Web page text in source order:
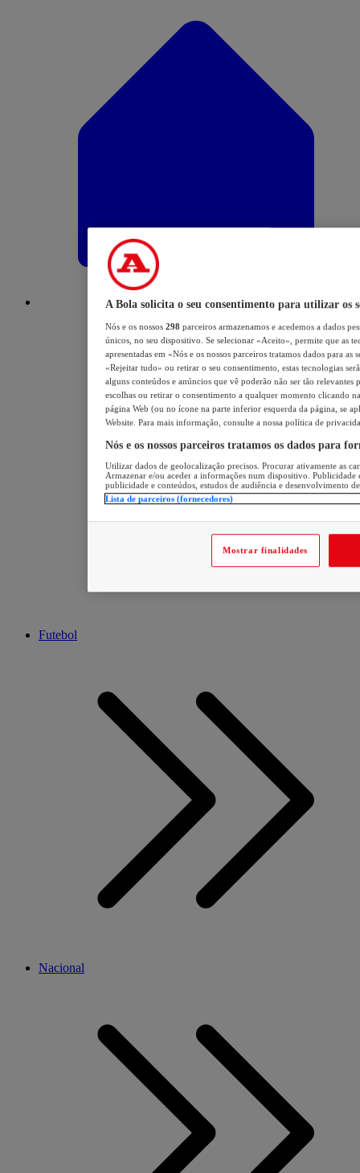
Futebol
Nacional
A Bola solicita o seu consentimento para utilizar os
Nós e os nossos 298 parceiros armazenamos e acedemos a dados
únicos, no seu dispositivo. Se selecionar «Aceito», permite que as
apresentadas em «Nós e os nossos parceiros tratamos dados para
«Rejeitar tudo» ou retirar o seu consentimento, estas tecnologias
alguns conteúdos e anúncios que vê poderão não ser tão relevantes
escolhas ou retirar o consentimento a qualquer momento clicando
página Web (ou no ícone na parte inferior esquerda da página, se
Website. Para mais informação, consulte a nossa política de
Nós e os nossos parceiros tratamos os dados para
Utilizar dados de geolocalização precisos. Procurar ativamente as
Armazenar e/ou aceder a informações num dispositivo. Publicidade
publicidade e conteúdos, estudos de audiência e desenvolvimento
Lista de parceiros (fornecedores)
Mostrar finalidades